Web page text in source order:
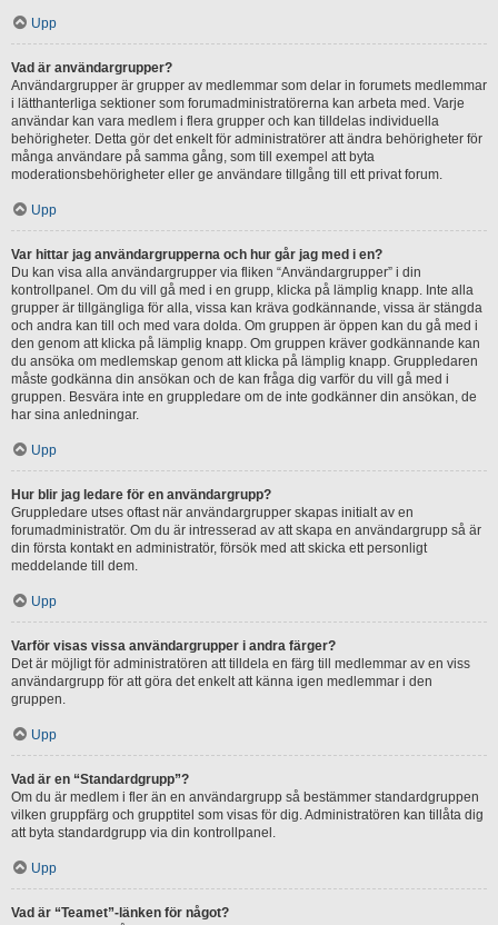
Upp
Vad är användargrupper?
Användargrupper är grupper av medlemmar som delar in forumets medlemmar
i lätthanterliga sektioner som forumadministratörerna kan arbeta med. Varje
användar kan vara medlem i flera grupper och kan tilldelas individuella
behörigheter. Detta gör det enkelt för administratörer att ändra behörigheter för
många användare på samma gång, som till exempel att byta
moderationsbehörigheter eller ge användare tillgång till ett privat forum.
Upp
Var hittar jag användargrupperna och hur går jag med i en?
Du kan visa alla användargrupper via fliken “Användargrupper” i din
kontrollpanel. Om du vill gå med i en grupp, klicka på lämplig knapp. Inte alla
grupper är tillgängliga för alla, vissa kan kräva godkännande, vissa är stängda
och andra kan till och med vara dolda. Om gruppen är öppen kan du gå med i
den genom att klicka på lämplig knapp. Om gruppen kräver godkännande kan
du ansöka om medlemskap genom att klicka på lämplig knapp. Gruppledaren
måste godkänna din ansökan och de kan fråga dig varför du vill gå med i
gruppen. Besvära inte en gruppledare om de inte godkänner din ansökan, de
har sina anledningar.
Upp
Hur blir jag ledare för en användargrupp?
Gruppledare utses oftast när användargrupper skapas initialt av en
forumadministratör. Om du är intresserad av att skapa en användargrupp så är
din första kontakt en administratör, försök med att skicka ett personligt
meddelande till dem.
Upp
Varför visas vissa användargrupper i andra färger?
Det är möjligt för administratören att tilldela en färg till medlemmar av en viss
användargrupp för att göra det enkelt att känna igen medlemmar i den
gruppen.
Upp
Vad är en “Standardgrupp”?
Om du är medlem i fler än en användargrupp så bestämmer standardgruppen
vilken gruppfärg och grupptitel som visas för dig. Administratören kan tillåta dig
att byta standardgrupp via din kontrollpanel.
Upp
Vad är “Teamet”-länken för något?